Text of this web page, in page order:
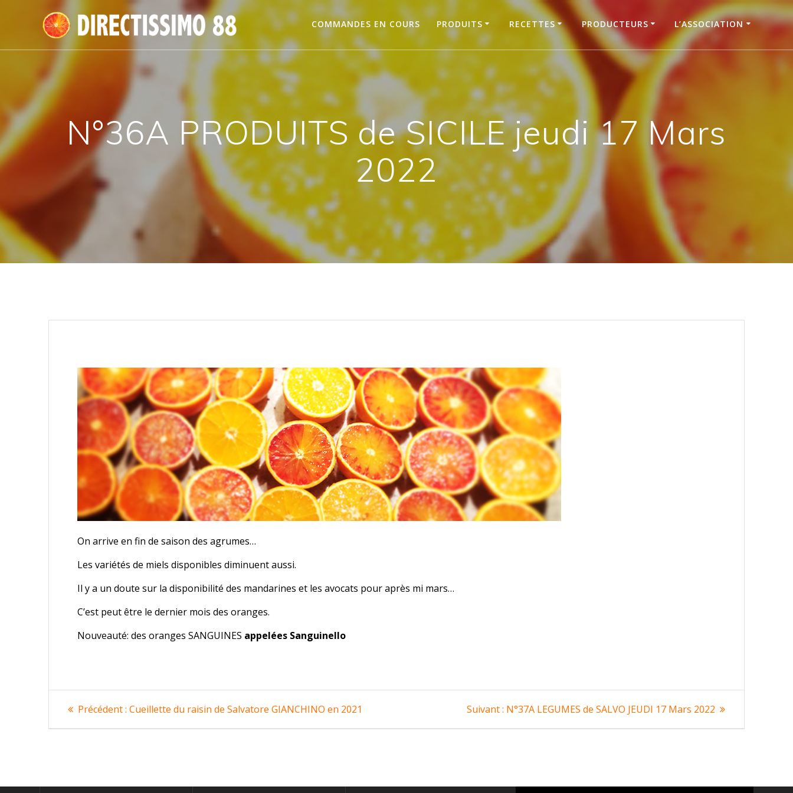
COMMANDES EN COURS PRODUITS RECETTES PRODUCTEURS L’ASSOCIATION
N°36A PRODUITS de SICILE jeudi 17 Mars
2022
On arrive en fin de saison des agrumes…
Les variétés de miels disponibles diminuent aussi.
Il y a un doute sur la disponibilité des mandarines et les avocats pour après mi mars…
C’est peut être le dernier mois des oranges.
Nouveauté: des oranges SANGUINES appelées Sanguinello
Navigation
de
Précédent : Article
Cueillette du raisin de Salvatore GIANCHINO en 2021 Suivant : Article
N°37A LEGUMES de SALVO JEUDI 17 Mars 2022